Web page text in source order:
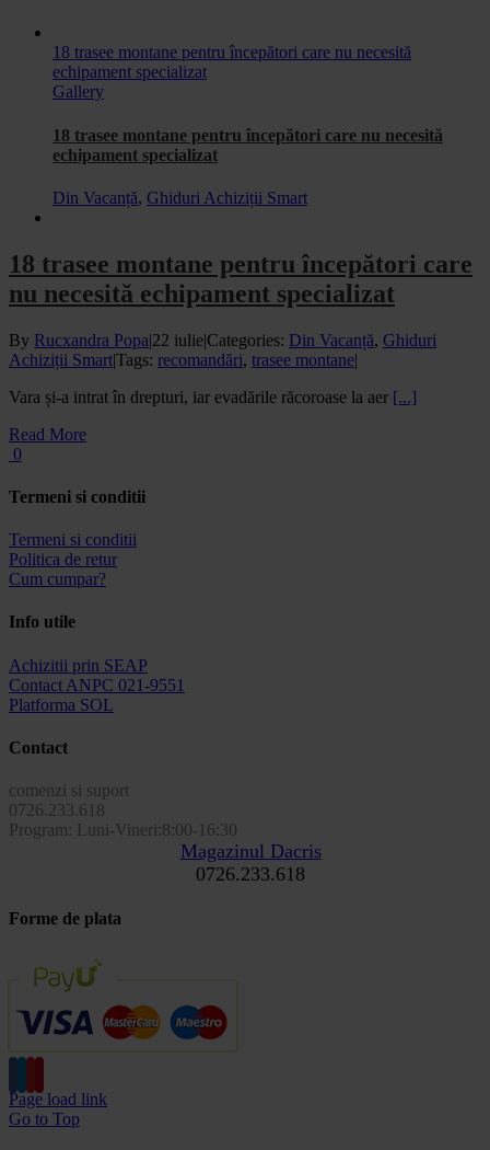
18 trasee montane pentru începători care nu necesită
echipament specializat
Gallery
18 trasee montane pentru începători care nu necesită
echipament specializat
Din Vacanță, Ghiduri Achiziții Smart
18 trasee montane pentru începători care
nu necesită echipament specializat
By Rucxandra Popa|22 iulie|Categories: Din Vacanță, Ghiduri
Achiziții Smart|Tags: recomandări, trasee montane|
Vara și-a intrat în drepturi, iar evadările răcoroase la aer [...]
Read More
0
Termeni si conditii
Termeni si conditii
Politica de retur
Cum cumpar?
Info utile
Achizitii prin SEAP
Contact ANPC 021-9551
Platforma SOL
Contact
comenzi si suport
0726.233.618
Program: Luni-Vineri:8:00-16:30
Magazinul Dacris
0726.233.618
Forme de plata
Page load link
Go to Top